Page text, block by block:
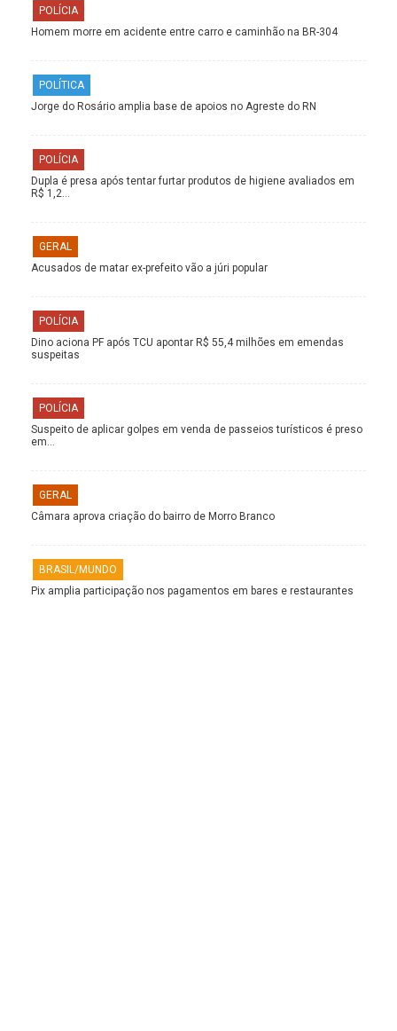
POLÍCIA
Homem morre em acidente entre carro e caminhão na BR-304
POLÍTICA
Jorge do Rosário amplia base de apoios no Agreste do RN
POLÍCIA
Dupla é presa após tentar furtar produtos de higiene avaliados em
R$ 1,2…
GERAL
Acusados de matar ex-prefeito vão a júri popular
POLÍCIA
Dino aciona PF após TCU apontar R$ 55,4 milhões em emendas
suspeitas
POLÍCIA
Suspeito de aplicar golpes em venda de passeios turísticos é preso
em…
GERAL
Câmara aprova criação do bairro de Morro Branco
BRASIL/MUNDO
Pix amplia participação nos pagamentos em bares e restaurantes